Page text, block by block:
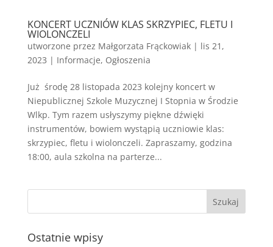
KONCERT UCZNIÓW KLAS SKRZYPIEC, FLETU I
WIOLONCZELI
utworzone przez Małgorzata Frąckowiak| lis 21,
2023 | Informacje, Ogłoszenia
Już środę 28 listopada 2023 kolejny koncert w
Niepublicznej Szkole Muzycznej I Stopnia w Środzie
Wlkp. Tym razem usłyszymy piękne dźwięki
instrumentów, bowiem wystąpią uczniowie klas:
skrzypiec, fletu i wiolonczeli. Zapraszamy, godzina
18:00, aula szkolna na parterze...
Ostatnie wpisy